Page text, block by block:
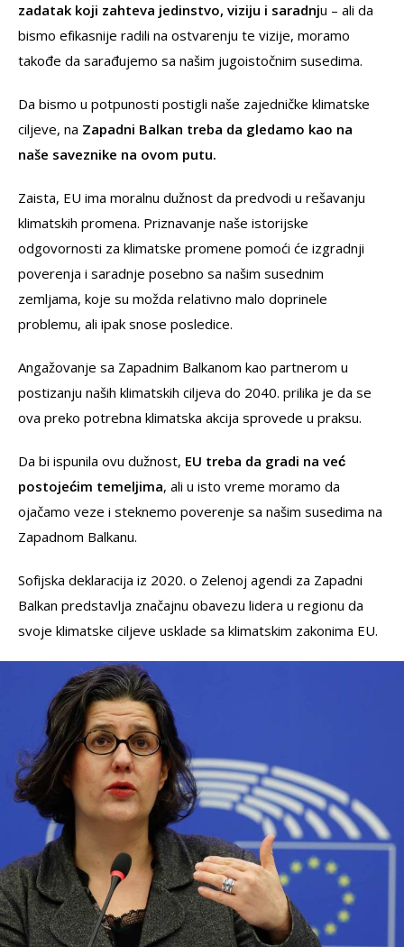
zadatak koji zahteva jedinstvo, viziju i saradnju – ali da
bismo efikasnije radili na ostvarenju te vizije, moramo
takođe da sarađujemo sa našim jugoistočnim susedima.
Da bismo u potpunosti postigli naše zajedničke klimatske
ciljeve, na Zapadni Balkan treba da gledamo kao na
naše saveznike na ovom putu.
Zaista, EU ima moralnu dužnost da predvodi u rešavanju
klimatskih promena. Priznavanje naše istorijske
odgovornosti za klimatske promene pomoći će izgradnji
poverenja i saradnje posebno sa našim susednim
zemljama, koje su možda relativno malo doprinele
problemu, ali ipak snose posledice.
Angažovanje sa Zapadnim Balkanom kao partnerom u
postizanju naših klimatskih ciljeva do 2040. prilika je da se
ova preko potrebna klimatska akcija sprovede u praksu.
Da bi ispunila ovu dužnost, EU treba da gradi na već
postojećim temeljima, ali u isto vreme moramo da
ojačamo veze i steknemo poverenje sa našim susedima na
Zapadnom Balkanu.
Sofijska deklaracija iz 2020. o Zelenoj agendi za Zapadni
Balkan predstavlja značajnu obavezu lidera u regionu da
svoje klimatske ciljeve usklade sa klimatskim zakonima EU.